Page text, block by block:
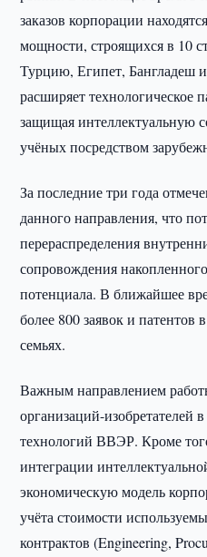
заказов корпорации
мощности, строящихся в 10
Турцию, Египет, Бангладеш
расширяет технологическое
защищая интеллектуальную
учёных посредством
За последние три года
данного направления, что
перераспределения
сопровождения
потенциала. В ближайшее
более 800 заявок и патентов
семьях.
Важным направлением
организаций-изобретателей
технологий ВВЭР. Кроме
интеграции
экономическую модель
учёта стоимости
контрактов (Engineering,